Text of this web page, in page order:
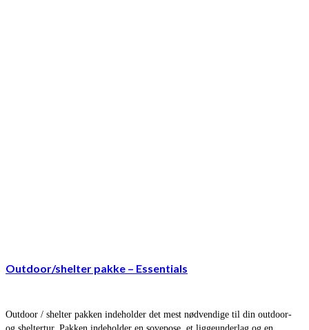
Outdoor/shelter pakke – Essentials
Outdoor / shelter pakken indeholder det mest nødvendige til din outdoor-